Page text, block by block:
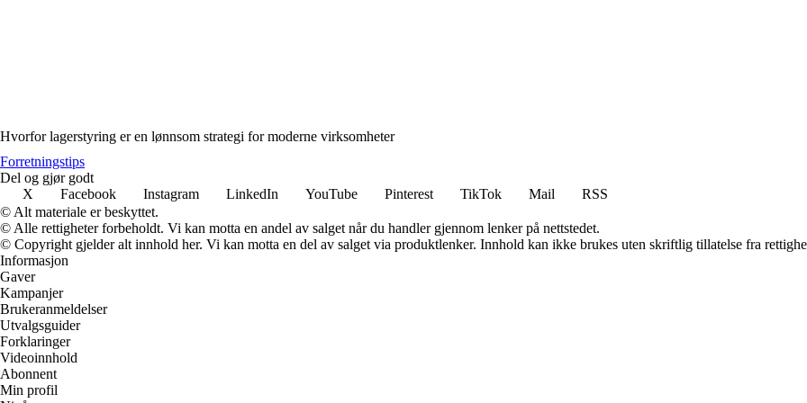
Hvorfor lagerstyring er en lønnsom strategi for moderne virksomheter
Forretningstips
Del og gjør godt
X
Facebook Instagram LinkedIn YouTube Pinterest TikTok Mail
RSS
© Alt materiale er beskyttet.
© Alle rettigheter forbeholdt. Vi kan motta en andel av salget når du handler gjennom lenker på nettstedet.
© Copyright gjelder alt innhold her. Vi kan motta en del av salget via produktlenker. Innhold kan ikke brukes uten skriftlig tillatelse fra
Informasjon
Gaver
Kampanjer
Brukeranmeldelser
Utvalgsguider
Forklaringer
Videoinnhold
Abonnent
Min profil